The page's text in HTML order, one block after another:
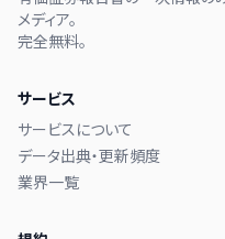
メディア。
完全無料。
サービス
サービスについて
データ出典・更新頻度
業界一覧